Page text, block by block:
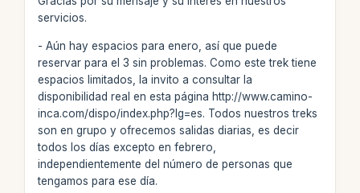
servicios.
- Aún hay espacios para enero, así que puede
reservar para el 3 sin problemas. Como este trek tiene
espacios limitados, la invito a consultar la
disponibilidad real en esta página http://www.camino-
inca.com/dispo/index.php?lg=es. Todos nuestros treks
son en grupo y ofrecemos salidas diarias, es decir
todos los días excepto en febrero,
independientemente del número de personas que
tengamos para ese día.